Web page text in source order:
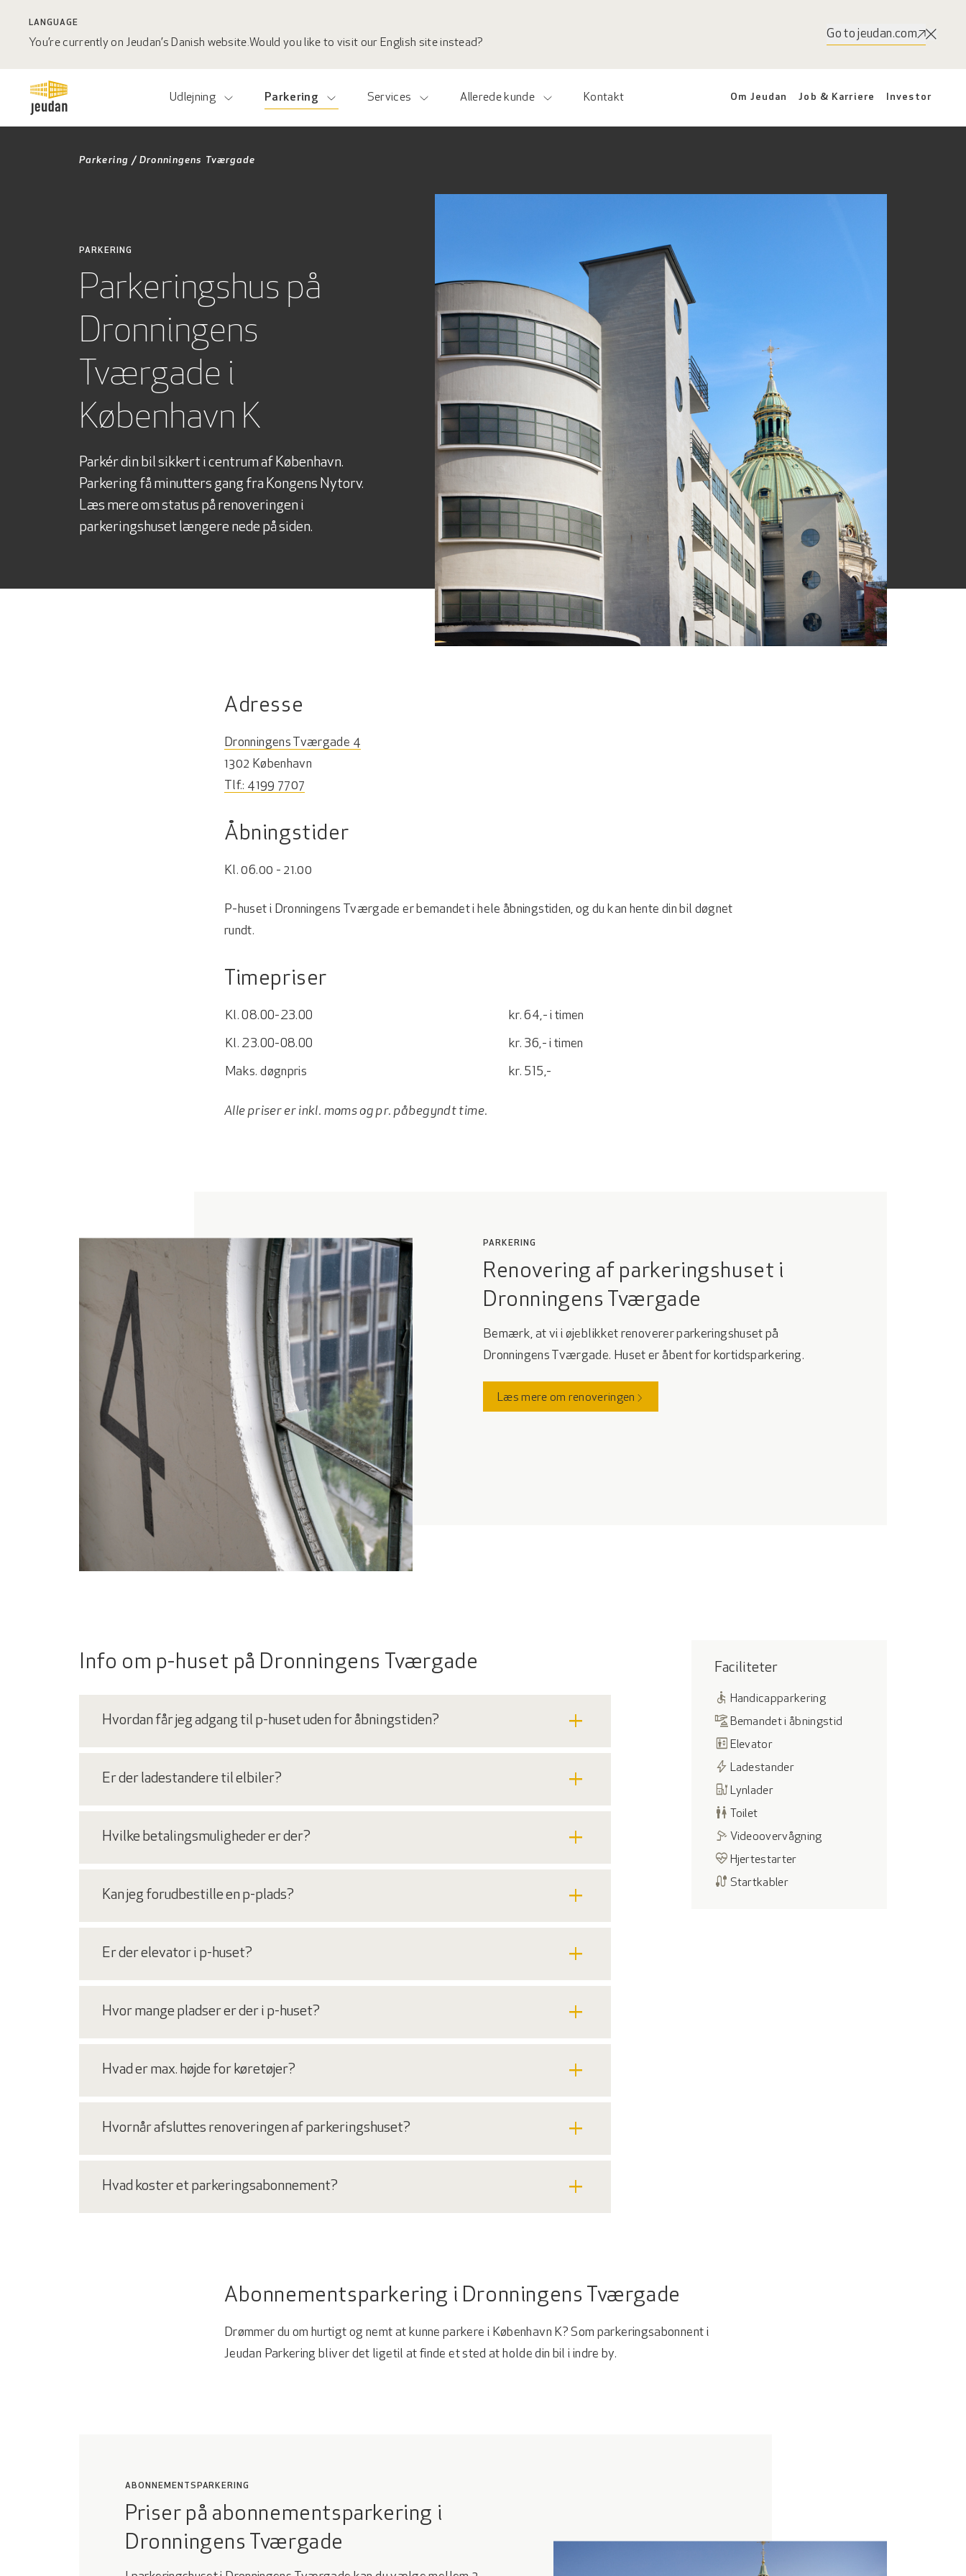
LANGUAGE
You’re currently on Jeudan’s Danish website.Would you like to visit our English site instead?
Go to jeudan.com
Udlejning Parkering Services Allerede kunde Kontakt Om Jeudan Job & Karriere Investor
Parkering / Dronningens Tværgade
PARKERING
Parkeringshus på
Dronningens
Tværgade i
København K
Parkér din bil sikkert i centrum af København.
Parkering få minutters gang fra Kongens Nytorv.
Læs mere om status på renoveringen i
parkeringshuset længere nede på siden.
Adresse
Dronningens Tværgade 4
1302 København
Tlf.: 4199 7707
Åbningstider
Kl. 06.00 - 21.00
P-huset i Dronningens Tværgade er bemandet i hele åbningstiden, og du kan hente din bil døgnet
rundt.
Timepriser
Kl. 08.00-23.00 kr. 64,- i timen
Kl. 23.00-08.00 kr. 36,- i timen
Maks. døgnpris kr. 515,-
Alle priser er inkl. moms og pr. påbegyndt time.
PARKERING
Renovering af parkeringshuset i
Dronningens Tværgade
Bemærk, at vi i øjeblikket renoverer parkeringshuset på
Dronningens Tværgade. Huset er åbent for kortidsparkering.
Læs mere om renoveringen
Info om p-huset på Dronningens Tværgade
Hvordan får jeg adgang til p-huset uden for åbningstiden? add
Er der ladestandere til elbiler? add
Hvilke betalingsmuligheder er der? add
Kan jeg forudbestille en p-plads? add
Er der elevator i p-huset? add
Hvor mange pladser er der i p-huset? add
Hvad er max. højde for køretøjer? add
Hvornår afsluttes renoveringen af parkeringshuset? add
Hvad koster et parkeringsabonnement? add
Faciliteter
accessible Handicapparkering
concierge Bemandet i åbningstid
elevator Elevator
bolt Ladestander
ev_station Lynlader
wc Toilet
speed_camera Videoovervågning
ecg_heart Hjertestarter
cable Startkabler
Abonnementsparkering i Dronningens Tværgade
Drømmer du om hurtigt og nemt at kunne parkere i København K? Som parkeringsabonnent i
Jeudan Parkering bliver det ligetil at finde et sted at holde din bil i indre by.
ABONNEMENTSPARKERING
Priser på abonnementsparkering i
Dronningens Tværgade